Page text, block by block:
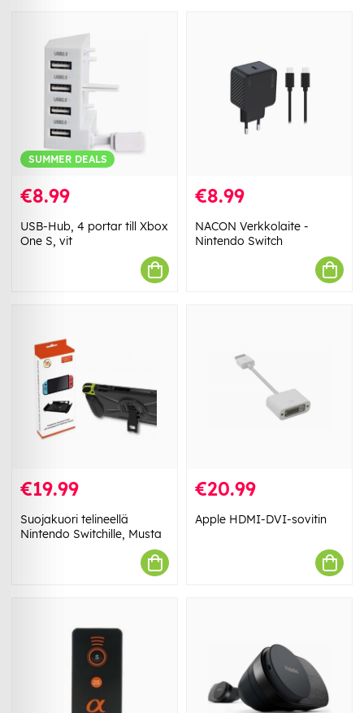
SUMMER DEALS
€8.99
USB-Hub, 4 portar till Xbox
One S, vit
€8.99
NACON Verkkolaite -
Nintendo Switch
€19.99
Suojakuori telineellä
Nintendo Switchille, Musta
€20.99
Apple HDMI-DVI-sovitin